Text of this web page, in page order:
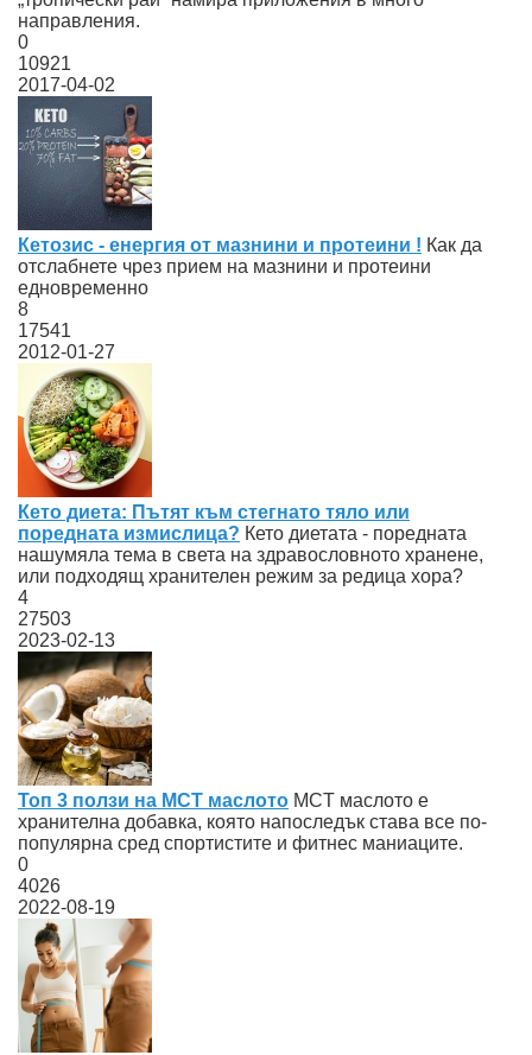
направления.
0
10921
2017-04-02
Кетозис - енергия от мазнини и протеини ! Как да
отслабнете чрез прием на мазнини и протеини
едновременно
8
17541
2012-01-27
Кето диета: Пътят към стегнато тяло или
поредната измислица? Кето диетата - поредната
нашумяла тема в света на здравословното хранене,
или подходящ хранителен режим за редица хора?
4
27503
2023-02-13
Топ 3 ползи на МСТ маслото MCT маслото е
хранителна добавка, която напоследък става все по-
популярна сред спортистите и фитнес маниаците.
0
4026
2022-08-19